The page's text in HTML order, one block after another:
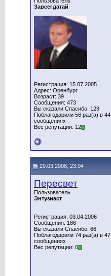
Завсегдатай
Регистрация: 15.07.2005
Адрес: Оренбург
Возраст: 39
Сообщения: 473
Вы сказали Спасибо: 129
Поблагодарили 56 раз(а) в 44
сообщениях
Вес репутации: 12
29.03.2008, 23:04
Пересвет
Пользователь
Энтузиаст
Регистрация: 03.04.2006
Сообщения: 186
Вы сказали Спасибо: 66
Поблагодарили 74 раз(а) в 47
сообщениях
Вес репутации: 0